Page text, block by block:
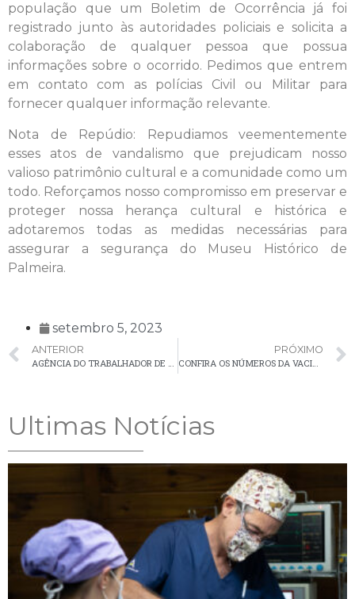
população que um Boletim de Ocorrência já foi
registrado junto às autoridades policiais e solicita a
colaboração de qualquer pessoa que possua
informações sobre o ocorrido. Pedimos que entrem
em contato com as polícias Civil ou Militar para
fornecer qualquer informação relevante.
Nota de Repúdio: Repudiamos veementemente
esses atos de vandalismo que prejudicam nosso
valioso patrimônio cultural e a comunidade como um
todo. Reforçamos nosso compromisso em preservar e
proteger nossa herança cultural e histórica e
adotaremos todas as medidas necessárias para
assegurar a segurança do Museu Histórico de
Palmeira.
setembro 5, 2023
ANTERIOR
AGÊNCIA DO TRABALHADOR DE PALMEIRA FOI MAIS UMA VEZ RECONHECIDA POR SUA EXCELÊNCIA NA INTERMEDIAÇÃO DE MÃO DE OBRA
PRÓXIMO
CONFIRA OS NÚMEROS DA VACINAÇÃO CONTRA A COVID-19 EM PALMEIRA
Ultimas Notícias